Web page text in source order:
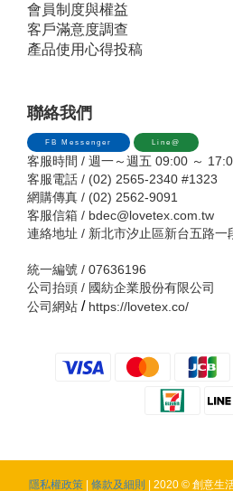
會員制度與權益
客戶滿意度調查
產品使用心得投稿
聯絡我們
FB Messenger Line@
客服時間 / 週一～週五 09:00 ～
客服電話 / (02) 2565-2340 #1323
網購傳真 / (02) 2562-9091
客服信箱 / bdec@lovetex.com.tw
連絡地址 / 新北市汐止區新台五路一
統一編號 / 07636196
公司抬頭 / 國紡企業股份有限公司
公司網站 / https://lovetex.co/
隱私權政策 條款及細則 | 2020 © 創意生